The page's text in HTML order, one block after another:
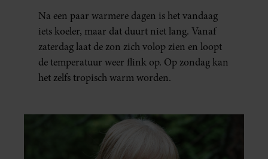
Na een paar warmere dagen is het vandaag
iets koeler, maar dat duurt niet lang. Vanaf
zaterdag laat de zon zich volop zien en loopt
de temperatuur weer flink op. Op zondag kan
het zelfs tropisch warm worden.